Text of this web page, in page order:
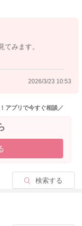
増やす必要はありま
少しプラスする程
甘くて食べやすいた
類や少量の油などを
る工夫もおすすめで
、栄養面でもしっか
みます。
2026/3/23 10:53
アプリで今すぐ相談／
検索する